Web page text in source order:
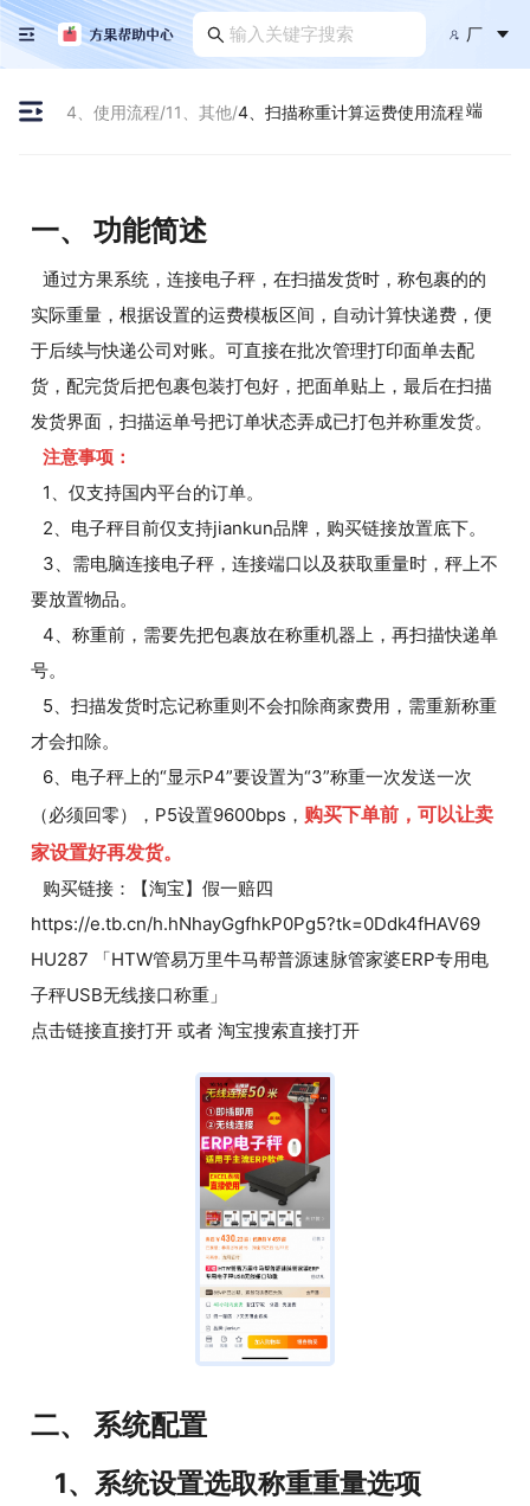
厂
端
4、使用流程/11、其他/4、扫描称重计算运费使用流程
一、 功能简述
通过方果系统，连接电子秤，在扫描发货时，称包裹的的
实际重量，根据设置的运费模板区间，自动计算快递费，便
于后续与快递公司对账。可直接在批次管理打印面单去配
货，配完货后把包裹包装打包好，把面单贴上，最后在扫描
发货界面，扫描运单号把订单状态弄成已打包并称重发货。
注意事项：
1、仅支持国内平台的订单。
2、电子秤目前仅支持jiankun品牌，购买链接放置底下。
3、需电脑连接电子秤，连接端口以及获取重量时，秤上不
要放置物品。
4、称重前，需要先把包裹放在称重机器上，再扫描快递单
号。
5、扫描发货时忘记称重则不会扣除商家费用，需重新称重
才会扣除。
6、电子秤上的“显示P4”要设置为“3”称重一次发送一次
（必须回零），P5设置9600bps， 购买下单前，可以让卖
家设置好再发货。
购买链接：【淘宝】假一赔四
https://e.tb.cn/h.hNhayGgfhkP0Pg5?tk=0Ddk4fHAV69
HU287 「HTW管易万里牛马帮普源速脉管家婆ERP专用电
子秤USB无线接口称重」
点击链接直接打开 或者 淘宝搜索直接打开
二、 系统配置
1、系统设置选取称重重量选项